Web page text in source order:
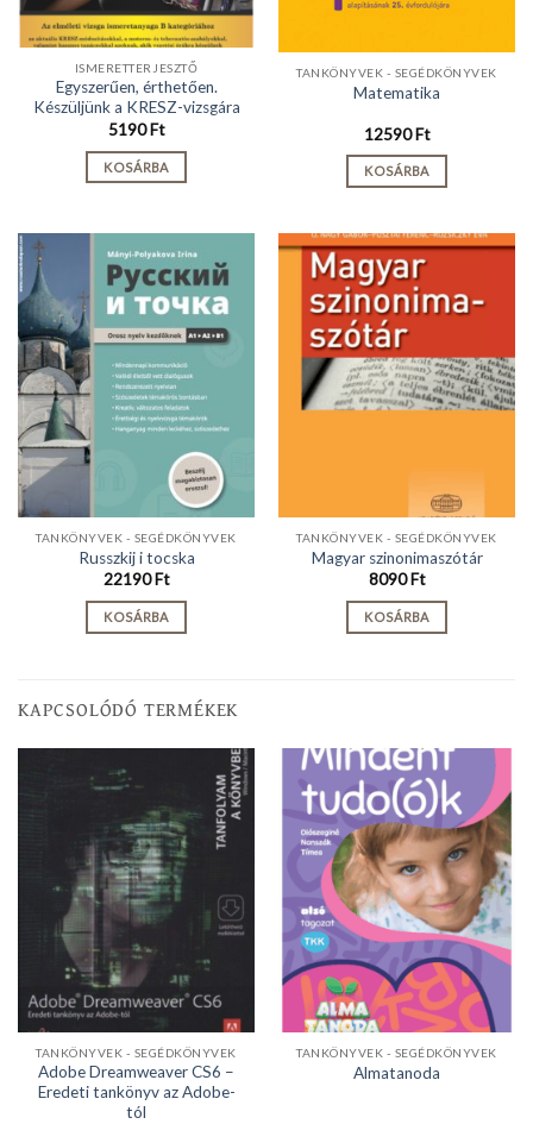
ISMERETTERJESZTŐ
Egyszerűen, érthetően.
Készüljünk a KRESZ-vizsgára
5190Ft
KOSÁRBA
TANKÖNYVEK - SEGÉDKÖNYVEK
Matematika
12590Ft
KOSÁRBA
TANKÖNYVEK - SEGÉDKÖNYVEK
Russzkij i tocska
22190Ft
KOSÁRBA
TANKÖNYVEK - SEGÉDKÖNYVEK
Magyar szinonimaszótár
8090Ft
KOSÁRBA
KAPCSOLÓDÓ TERMÉKEK
TANKÖNYVEK - SEGÉDKÖNYVEK
Adobe Dreamweaver CS6 –
Eredeti tankönyv az Adobe-
tól
TANKÖNYVEK - SEGÉDKÖNYVEK
Almatanoda